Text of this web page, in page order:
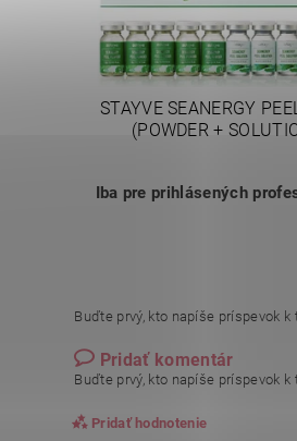
STAYVE SEANERGY
(POWDER +
Iba pre prihlásených
Buďte prvý, kto napíše príspevok k
Pridať komentár
Buďte prvý, kto napíše príspevok k
Pridať hodnotenie